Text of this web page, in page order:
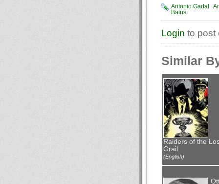
Antonio Gadal
Bains
Login to post
Similar
Raiders of the
Grail
(English)